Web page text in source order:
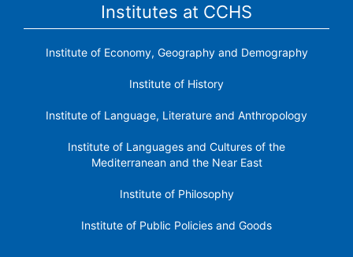
Institutes at CCHS
Institute of Economy, Geography and Demography
Institute of History
Institute of Language, Literature and Anthropology
Institute of Languages ​​and Cultures of the
Mediterranean and the Near East
Institute of Philosophy
Institute of Public Policies and Goods